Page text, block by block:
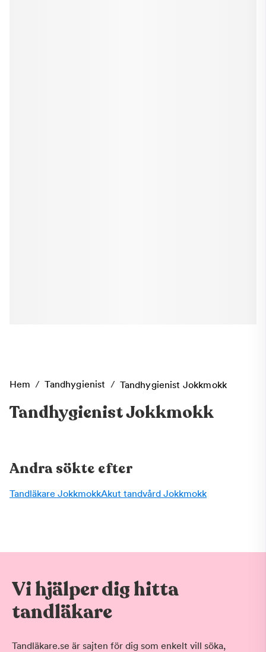
Hem / Tandhygienist / Tandhygienist Jokkmokk
Tandhygienist Jokkmokk
Andra sökte efter
Tandläkare JokkmokkAkut tandvård Jokkmokk
Vi hjälper dig hitta
tandläkare
Tandläkare.se är sajten för dig som enkelt vill söka,